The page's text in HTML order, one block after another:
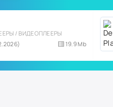
/ ВИДЕОПЛЕЕРЫ
19.9 Mb